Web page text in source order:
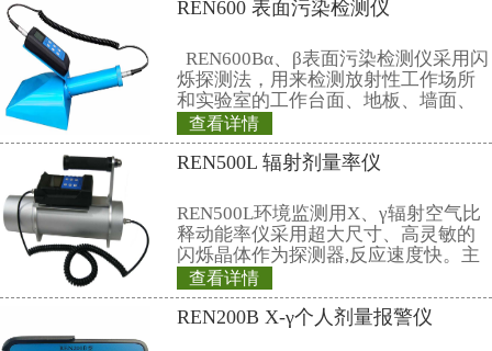
12、通讯：USB通讯接口,可存储
可导出到RenRiRate管理软件。
13、RenRiRate管理软件提供文字
示，数据可导出Excel和Txt两种文
14、工作环境：温度-10℃～+50℃
35℃温度下)≤90％
15、电源：4节标准5号电池 或充
16重量：主机 约120g；探头:约